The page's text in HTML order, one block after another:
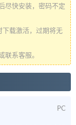
尽快安装，密码不定
下载激活，过期将无
联系客服。
PC